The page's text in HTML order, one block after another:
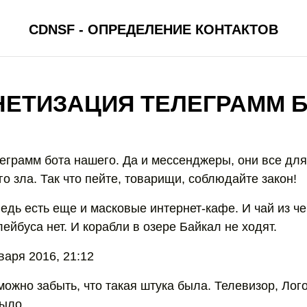
CDNSF - ОПРЕДЕЛЕНИЕ КОНТАКТОВ
ТЕЛЕГРАММ
бота нашего. Да и мессенджеры, они все
зла. Так что пейте, товарищи, соблюдайте закон!
есть еще и масковые интернет-кафе. И чай из
нет. И корабли в озере Байкал не ходят.
2016, 21:12
забыть, что такая штука была. Телевизор,